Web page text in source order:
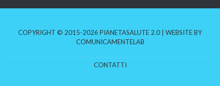
COPYRIGHT © 2015-2026 PIANETASALUTE 2.0 | WEBSITE BY
COMUNICAMENTELAB
CONTATTI